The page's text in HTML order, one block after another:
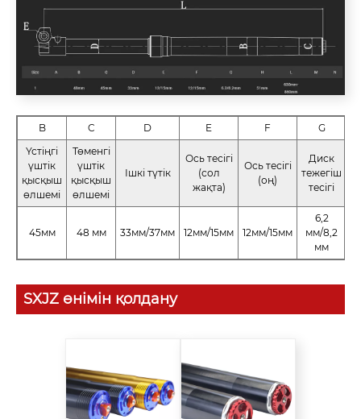
B C D E F
G
Үстіңгі
үштік
қысқыш
өлшемі
Төменгі
үштік
қысқыш
өлшемі
Ішкі түтік
Ось тесігі
(сол
жақта)
Ось тесігі
(оң)
Диск
тежегіш
тесігі
45мм 48 мм 33мм/37мм 12мм/15мм 12мм/15мм
6,2
мм/8,2
мм
SXJZ өнімін қолдану